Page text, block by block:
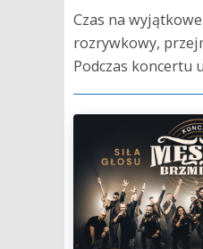
Czas na
rozrywkowy,
Podczas koncertu